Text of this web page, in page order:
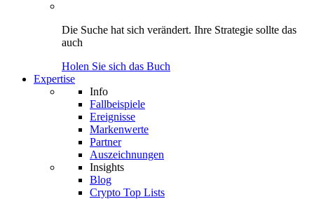
Die Suche hat sich verändert. Ihre Strategie sollte das
auch
Holen Sie sich das Buch
Expertise
Info
Fallbeispiele
Ereignisse
Markenwerte
Partner
Auszeichnungen
Insights
Blog
Crypto Top Lists